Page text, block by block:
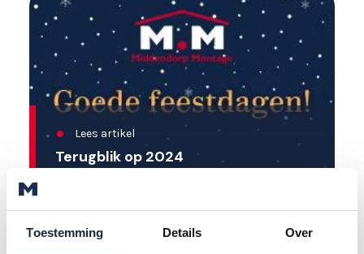
Toestemming Details Over
Lees artikel
Terugblik op 2024